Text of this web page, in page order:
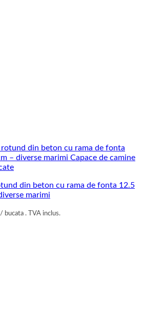
din beton cu rama de fonta 12.5
marimi
Interval
/ bucata . TVA inclus.